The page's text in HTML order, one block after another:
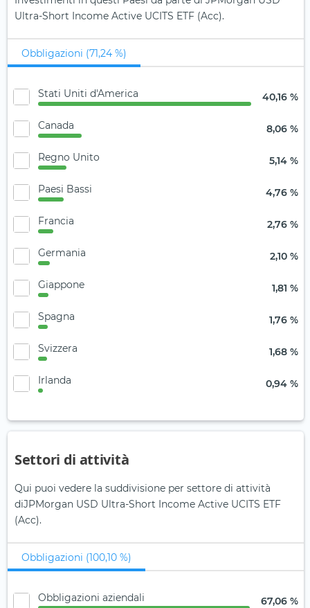
Ultra-Short Income Active UCITS ETF (Acc).
Obbligazioni (71,24 %)
Stati Uniti d'America 40,16 %
Canada 8,06 %
Regno Unito 5,14 %
Paesi Bassi 4,76 %
Francia 2,76 %
Germania 2,10 %
Giappone 1,81 %
Spagna 1,76 %
Svizzera 1,68 %
Irlanda 0,94 %
Settori di attività
Qui puoi vedere la suddivisione per settore di attività
diJPMorgan USD Ultra-Short Income Active UCITS ETF
(Acc).
Obbligazioni (100,10 %)
Obbligazioni aziendali 67,06 %